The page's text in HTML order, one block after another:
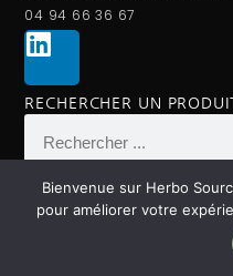
04 94 66 36 67
RECHERCHER UN
Nos mentions légales|
Bienvenue sur Herbo
pour améliorer votre